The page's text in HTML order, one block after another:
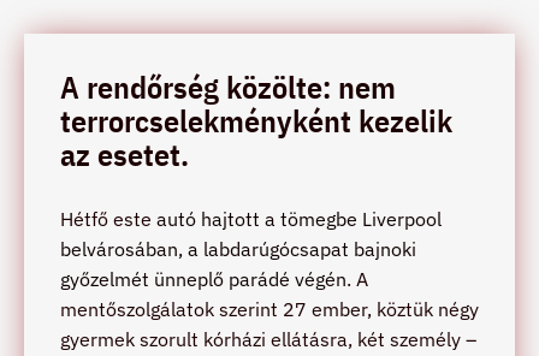
A rendőrség közölte: nem
terrorcselekményként kezelik
az esetet.
Hétfő este autó hajtott a tömegbe Liverpool
belvárosában, a labdarúgócsapat bajnoki
győzelmét ünneplő parádé végén. A
mentőszolgálatok szerint 27 ember, köztük négy
gyermek szorult kórházi ellátásra, két személy –